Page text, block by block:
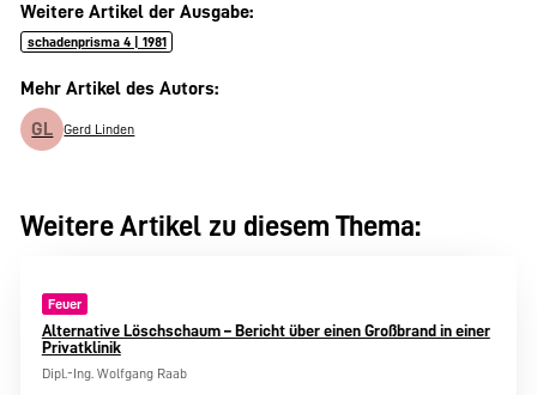
Weitere Artikel der Ausgabe:
schadenprisma 4 | 1981
Mehr Artikel des Autors:
GL Gerd Linden
Weitere Artikel zu diesem Thema:
Feuer
Alternative Löschschaum – Bericht über einen Großbrand in einer
Privatklinik
Dipl.-Ing. Wolfgang Raab